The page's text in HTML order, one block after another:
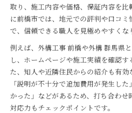
取り、施工内容や価格、保証内容を
に前橋市では、地元での評判や口コミ
で、信頼できる職人を見極めやすくな
例えば、外構工事 前橋や外構 群馬県
し、ホームページや施工実績を確認
た、知人や近隣住民からの紹介も有効
「説明が不十分で追加費用が発生し
かった」などがあるため、打ち合わ
対応力もチェックポイントです。